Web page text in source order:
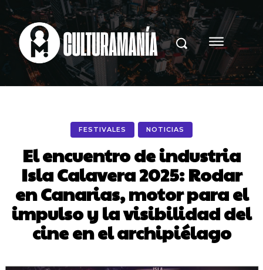
FESTIVALES NOTICIAS
El encuentro de industria
Isla Calavera 2025: Rodar
en Canarias, motor para el
impulso y la visibilidad del
cine en el archipiélago